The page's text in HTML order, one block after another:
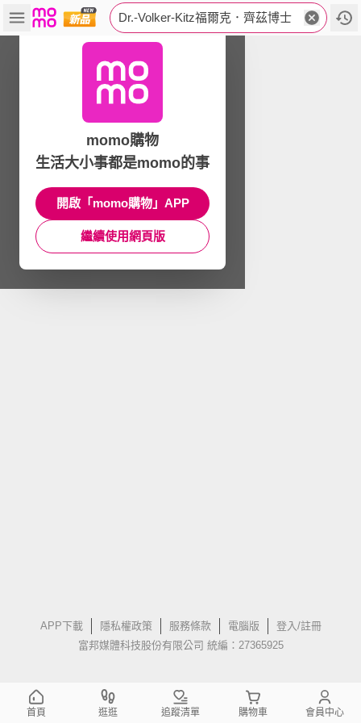
Dr.-Volker-Kitz福爾克．齊茲博士
APP下載 隱私權政策 服務條款 電腦版
登入/註冊
富邦媒體科技股份有限公司 統編：27365925
momo購物
生活大小事都是momo的事
開啟「momo購物」APP
繼續使用網頁版
首頁 逛逛 追蹤清單 購物車 會員中心